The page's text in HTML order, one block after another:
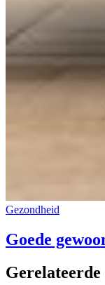
Gezondheid
Goede